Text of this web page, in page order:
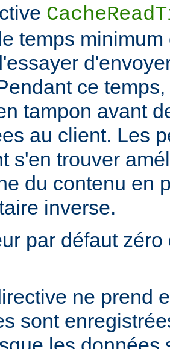
temps
ce
tampon avant
au client. Les
s'en trouver
du contenu en
inverse.
par défaut
ne prend
sont